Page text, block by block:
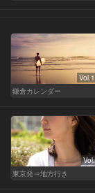
鎌倉カレンダー
東京発⇒地方行き